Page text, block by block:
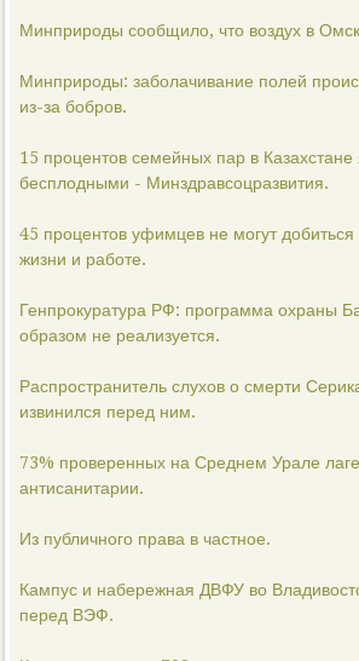
Минприроды сообщило, что воздух в
Минприроды: заболачивание полей
из-за бобров.
15 процентов семейных пар в Казахстане
бесплодными - Минздравсоцразвития.
45 процентов уфимцев не могут
жизни и работе.
Генпрокуратура РФ: программа охраны
образом не реализуется.
Распространитель слухов о смерти
извинился перед ним.
73% проверенных на Среднем Урале
антисанитарии.
Из публичного права в частное.
Кампус и набережная ДВФУ во
перед ВЭФ.